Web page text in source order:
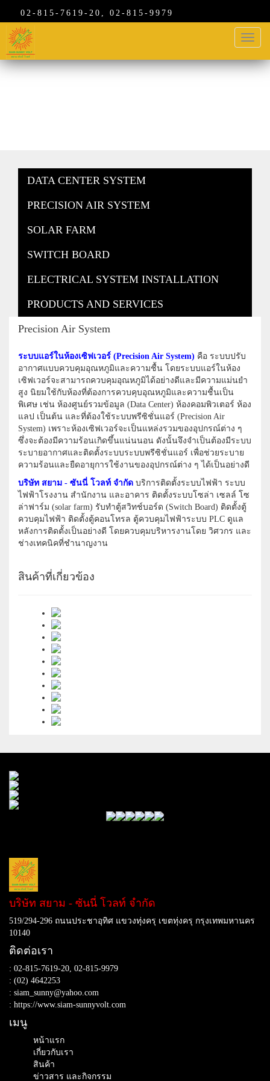
02-815-7619-20, 02-815-9979
Toggle
DATA CENTER SYSTEM
PRECISION AIR SYSTEM
SOLAR FARM
SWITCH BOARD
ELECTRICAL SYSTEM INSTALLATION
PRODUCTS AND SERVICES
Precision Air System
ระบบแอร์ในห้องเซิฟเวอร์ (Precision Air System) คือ ระบบปรับ
อากาศแบบควบคุมอุณหภูมิและความชื้น โดยระบบแอร์ในห้อง
เซิฟเวอร์จะสามารถควบคุมอุณหภูมิได้อย่างดีและมีความแม่นยำ
สูง นิยมใช้กับห้องที่ต้องการควบคุบอุณหภูมิและความชื้นเป็น
พิเศษ เช่น ห้องศูนย์รวมข้อมูล (Data Center) ห้องคอมพิวเตอร์ ห้อง
แลป เป็นต้น และที่ต้องใช้ระบบพรีซิชั่นแอร์ (Precision Air
System) เพราะห้องเซิฟเวอร์จะเป็นแหล่งรวมของอุปกรณ์ต่าง ๆ
ซึ่งจะต้องมีความร้อนเกิดขึ้นแน่นนอน ดังนั้นจึงจำเป็นต้องมีระบบ
ระบายอากาศและติดตั้งระบบระบบพรีซิชั่นแอร์ เพื่อช่วยระบาย
ความร้อนและยืดอายุการใช้งานของอุปกรณ์ต่าง ๆ ได้เป็นอย่างดี
บริษัท สยาม - ซันนี่ โวลท์ จำกัด บริการติดตั้งระบบไฟฟ้า ระบบ
ไฟฟ้าโรงงาน สำนักงาน และอาคาร ติดตั้งระบบโซล่า เซลล์ โซ
ล่าฟาร์ม (solar farm) รับทำตู้สวิทช์บอร์ด (Switch Board) ติดตั้งตู้
ควบคุมไฟฟ้า ติดตั้งตู้คอนโทรล ตู้ควบคุมไฟฟ้าระบบ PLC ดูแล
หลังการติดตั้งเป็นอย่างดี โดยควบคุมบริหารงานโดย วิศวกร และ
ช่างเทคนิคที่ชำนาญงาน
สินค้าที่เกี่ยวข้อง
บริษัท สยาม - ซันนี่ โวลท์ จำกัด
519/294-296 ถนนประชาอุทิศ แขวงทุ่งครุ เขตทุ่งครุ กรุงเทพมหานคร
10140
ติดต่อเรา
: 02-815-7619-20, 02-815-9979
: (02) 4642253
: siam_sunny@yahoo.com
: https://www.siam-sunnyvolt.com
เมนู
หน้าแรก
เกี่ยวกับเรา
สินค้า
ข่าวสาร และกิจกรรม